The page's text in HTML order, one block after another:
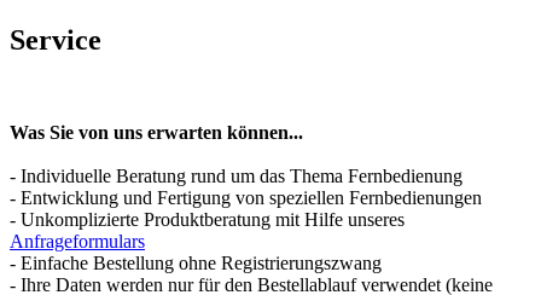
Service
Was Sie von uns erwarten können...
- Individuelle Beratung rund um das Thema Fernbedienung
- Entwicklung und Fertigung von speziellen Fernbedienungen
- Unkomplizierte Produktberatung mit Hilfe unseres
Anfrageformulars
- Einfache Bestellung ohne Registrierungszwang
- Ihre Daten werden nur für den Bestellablauf verwendet (keine